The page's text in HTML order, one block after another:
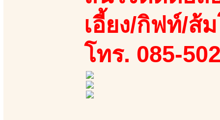
เอี้ยง/กิฟท์/ส้
โทร. 085-